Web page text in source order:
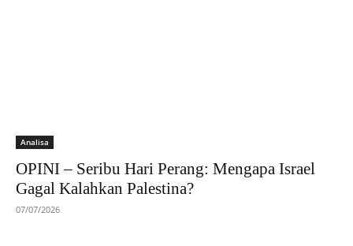
Analisa
OPINI – Seribu Hari Perang: Mengapa Israel
Gagal Kalahkan Palestina?
07/07/2026